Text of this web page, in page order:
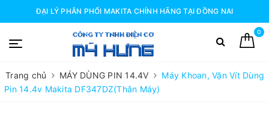
ĐẠI LÝ PHÂN PHỐI MAKITA CHÍNH HÃNG TẠI ĐỒNG NAI
0
Trang chủ MÁY DÙNG PIN 14.4V
Máy Khoan, Vặn Vít Dùng
Pin 14.4v Makita DF347DZ(Thân Máy)